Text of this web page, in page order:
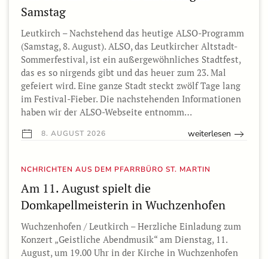
Samstag
Leutkirch – Nachstehend das heutige ALSO-Programm
(Samstag, 8. August). ALSO, das Leutkircher Altstadt-
Sommerfestival, ist ein außergewöhnliches Stadtfest,
das es so nirgends gibt und das heuer zum 23. Mal
gefeiert wird. Eine ganze Stadt steckt zwölf Tage lang
im Festival-Fieber. Die nachstehenden Informationen
haben wir der ALSO-Webseite entnomm…
8. AUGUST 2026 weiterlesen
NCHRICHTEN AUS DEM PFARRBÜRO ST. MARTIN
Am 11. August spielt die
Domkapellmeisterin in Wuchzenhofen
Wuchzenhofen / Leutkirch – Herzliche Einladung zum
Konzert „Geistliche Abendmusik“ am Dienstag, 11.
August, um 19.00 Uhr in der Kirche in Wuchzenhofen